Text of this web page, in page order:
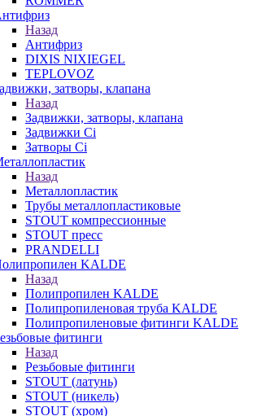
Назад
Антифриз
DIXIS NIXIEGEL
TEPLOVOZ
затворы, клапана
Назад
Задвижки, затворы, клапана
Задвижки Ci
Затворы Ci
Назад
Металлопластик
Трубы металлопластиковые
STOUT компрессионные
STOUT пресс
PRANDELLI
KALDE
Назад
Полипропилен KALDE
Полипропиленовая труба KALDE
Полипропиленовые фитинги KALDE
фитинги
Назад
Резьбовые фитинги
STOUT (латунь)
STOUT (никель)
STOUT (хром)